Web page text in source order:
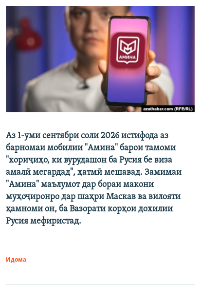
Аз 1-уми сентябри соли 2026 истифода аз
барномаи мобилии "Амина" барои тамоми
"хориҷиҳо, ки вурудашон ба Русия бе виза
амалӣ мегардад", ҳатмӣ мешавад. Замимаи
"Амина" маълумот дар бораи макони
муҳоҷиронро дар шаҳри Маскав ва вилояти
ҳамноми он, ба Вазорати корҳои дохилии
Русия мефиристад.
Идома